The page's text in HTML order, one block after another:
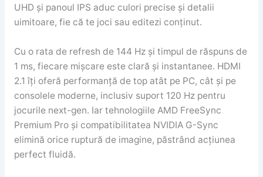
UHD și panoul IPS aduc culori precise și detalii
uimitoare, fie că te joci sau editezi conținut.
Cu o rata de refresh de 144 Hz și timpul de răspuns de
1 ms, fiecare mișcare este clară și instantanee. HDMI
2.1 îți oferă performanță de top atât pe PC, cât și pe
consolele moderne, inclusiv suport 120 Hz pentru
jocurile next-gen. Iar tehnologiile AMD FreeSync
Premium Pro și compatibilitatea NVIDIA G-Sync
elimină orice ruptură de imagine, păstrând acțiunea
perfect fluidă.